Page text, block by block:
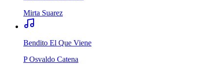
Mirta Suarez
Bendito El Que Viene
P Osvaldo Catena